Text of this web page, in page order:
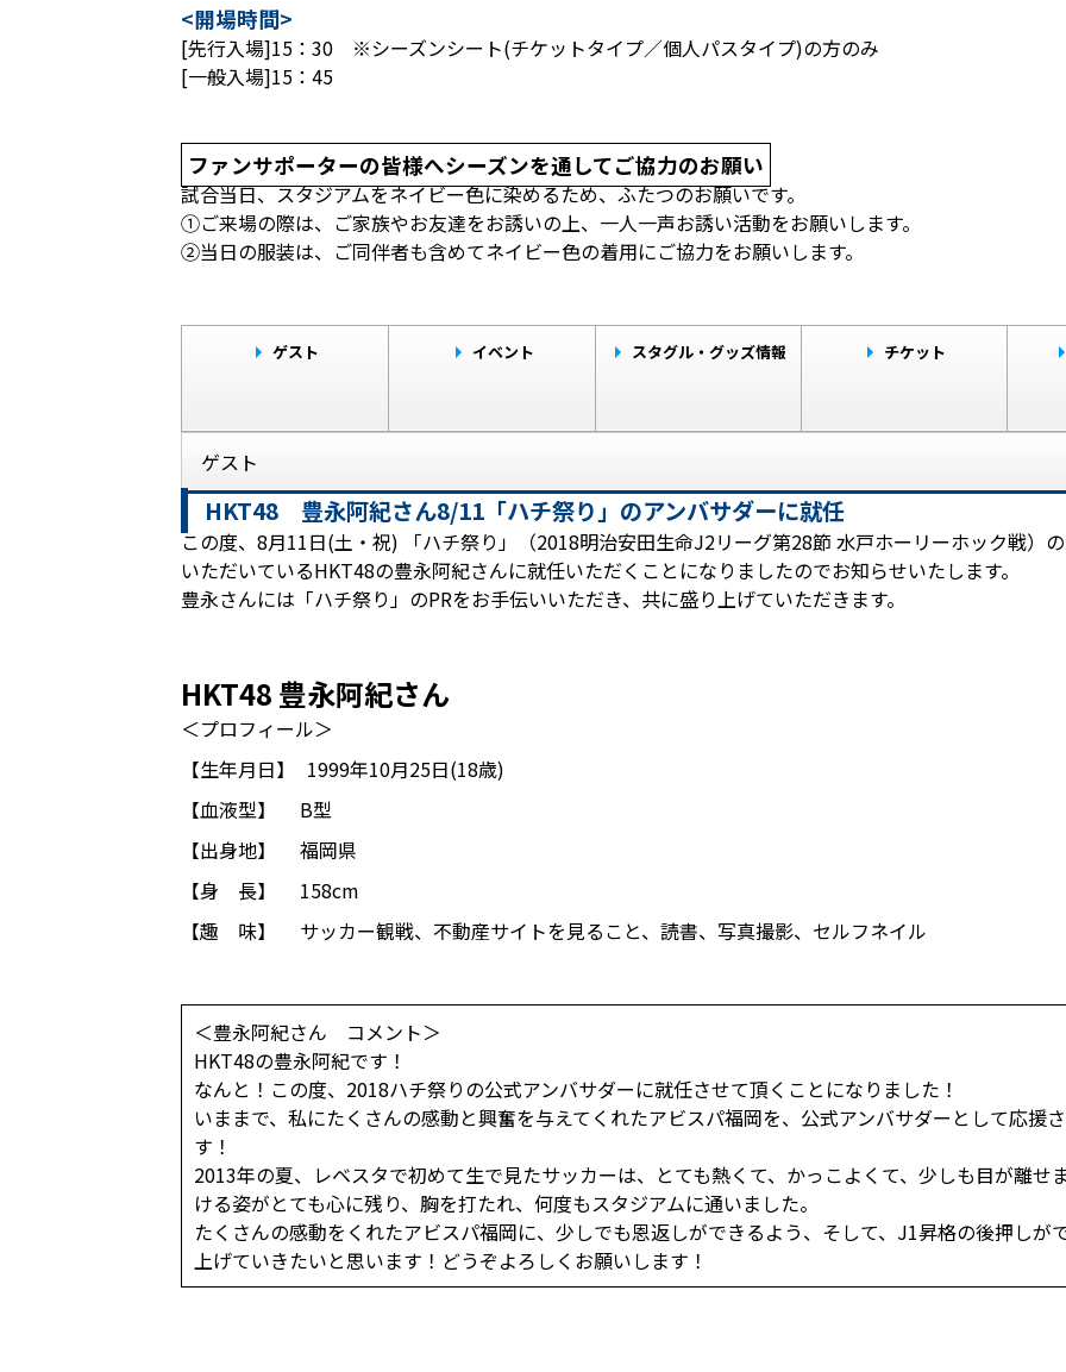
<開場時間>
[先行入場]15：30 ※シーズンシート(チケットタイプ／個人パスタイプ)の方のみ
[一般入場]15：45
ファンサポーターの皆様へシーズンを通してご協力のお願い
試合当日、スタジアムをネイビー色に染めるため、ふたつのお願いです。
①ご来場の際は、ご家族やお友達をお誘いの上、一人一声お誘い活動をお願いします。
②当日の服装は、ご同伴者も含めてネイビー色の着用にご協力をお願いします。
ゲスト イベント スタグル・グッズ情報 チケット
ゲスト
HKT48 豊永阿紀さん8/11「ハチ祭り」のアンバサダーに就任
この度、8月11日(土・祝) 「ハチ祭り」（2018明治安田生命J2リーグ第28節 水戸ホーリーホック戦）
いただいているHKT48の豊永阿紀さんに就任いただくことになりましたのでお知らせいたします。
豊永さんには「ハチ祭り」のPRをお手伝いいただき、共に盛り上げていただきます。
HKT48 豊永阿紀さん
＜プロフィール＞
【生年月日】
1999年10月25日(18歳)
【血液型】
B型
【出身地】
福岡県
【身 長】
158cm
【趣 味】
サッカー観戦、不動産サイトを見ること、読書、写真撮影、セルフネイル
＜豊永阿紀さん コメント＞
HKT48の豊永阿紀です！‬
‪なんと！この度、2018ハチ祭りの公式アンバサダーに就任させて頂くことになりました！‬‬‬‬
いままで、私にたくさんの感動と興奮を与えてくれたアビスパ福岡を、公式アンバサダーとして応援
す！‬‬‬‬‬
‪2013年の夏、レベスタで初めて生で見たサッカーは、とても熱くて、かっこよくて、少しも目が離せ
ける姿がとても心に残り、胸を打たれ、何度もスタジアムに通いました。‬‬‬‬
たくさんの感動をくれたアビスパ福岡に、少しでも恩返しができるよう、そして、J1昇格の後押しが
上げていきたいと思います！どうぞよろしくお願いします！